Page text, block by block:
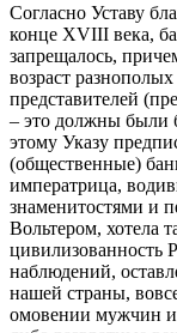
Согласно Уставу
конце XVIII века,
запрещалось,
возраст
представителей
– это должны были
этому Указу
(общественные)
императрица,
знаменитостями и
Вольтером, хотела
цивилизованность
наблюдений,
нашей страны,
омовении мужчин